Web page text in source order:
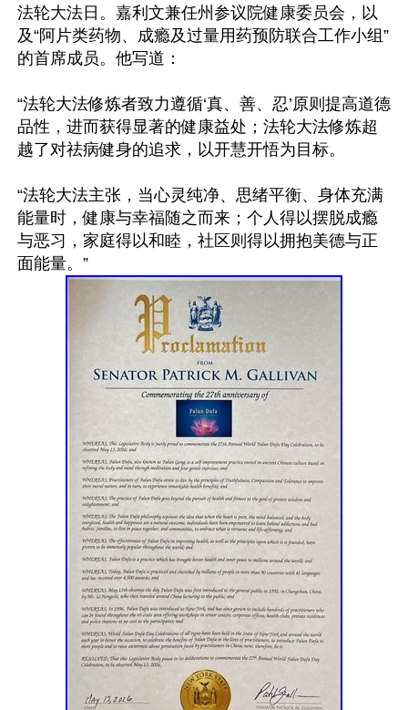
法轮大法日。嘉利文兼任州参议院健康委员会，以
及“阿片类药物、成瘾及过量用药预防联合工作小组”
的首席成员。他写道：
“法轮大法修炼者致力遵循‘真、善、忍’原则提高道德
品性，进而获得显著的健康益处；法轮大法修炼超
越了对祛病健身的追求，以开慧开悟为目标。
“法轮大法主张，当心灵纯净、思绪平衡、身体充满
能量时，健康与幸福随之而来；个人得以摆脱成瘾
与恶习，家庭得以和睦，社区则得以拥抱美德与正